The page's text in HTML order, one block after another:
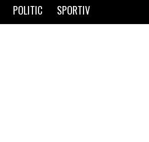
POLITIC SPORTIV